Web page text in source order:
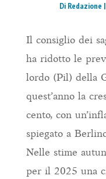
Di Redazione |
Il consiglio dei
ha ridotto le
lordo (Pil) della
quest’anno la
cento, con
spiegato a
Nelle stime
per il 2025 una